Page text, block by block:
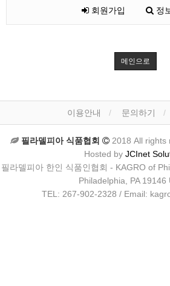
회원가입 정
메인으로
이용안내 문의하기
필라델피아 식품협회
2018 All rights
Hosted by JCInet
필라델피아 한인 식품인협회 - KAGRO of
Philadelphia, PA 19146
TEL: 267-902-2328 / Email: